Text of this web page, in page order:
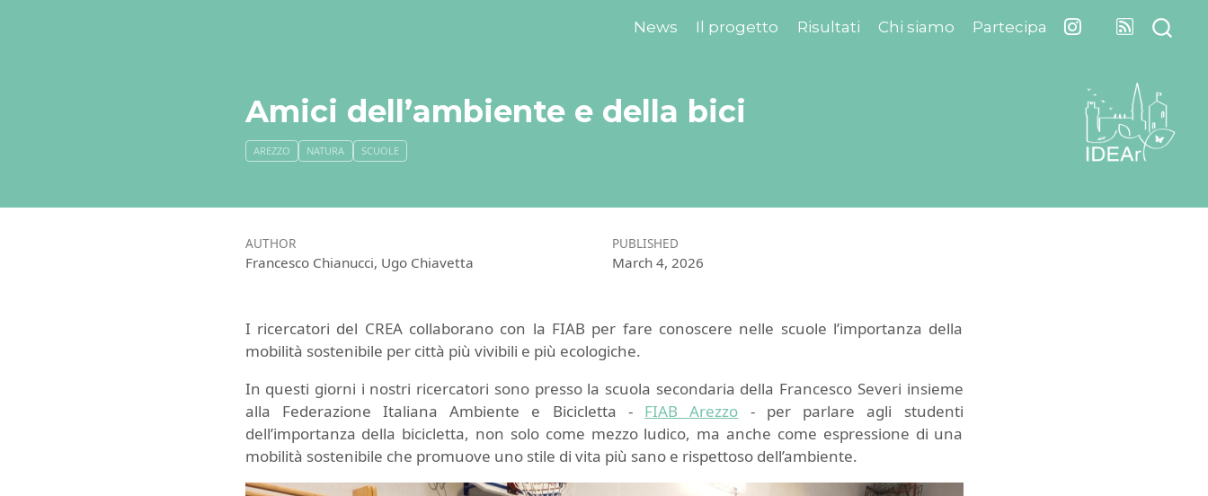
News Il progetto Risultati Chi siamo Partecipa
Amici dell’ambiente e della bici
AREZZO NATURA SCUOLE
AUTHOR
Francesco Chianucci, Ugo Chiavetta
PUBLISHED
March 4, 2026
I ricercatori del CREA collaborano con la FIAB per fare conoscere nelle scuole l’importanza della
mobilità sostenibile per città più vivibili e più ecologiche.
In questi giorni i nostri ricercatori sono presso la scuola secondaria della Francesco Severi insieme
alla Federazione Italiana Ambiente e Bicicletta - FIAB Arezzo - per parlare agli studenti
dell’importanza della bicicletta, non solo come mezzo ludico, ma anche come espressione di una
mobilità sostenibile che promuove uno stile di vita più sano e rispettoso dell’ambiente.